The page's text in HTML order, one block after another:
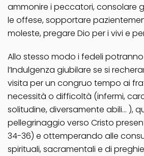
ammonire i peccatori, consolare
le offese, sopportare
moleste, pregare Dio per i vivi e
Allo stesso modo i fedeli
l’Indulgenza giubilare se si
visita per un congruo tempo ai
necessità o difficoltà (infermi,
solitudine, diversamente abili… ),
pellegrinaggio verso Cristo
34-36) e ottemperando alle
spirituali, sacramentali e di